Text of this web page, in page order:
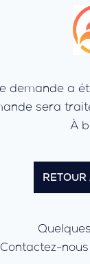
demande a
sera
À
Contactez-